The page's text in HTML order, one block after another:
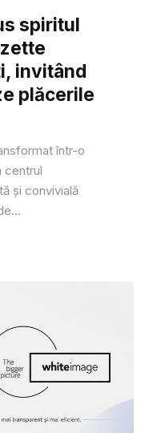
spiritul
invitând
plăcerile
într-o
centrul
și convivială